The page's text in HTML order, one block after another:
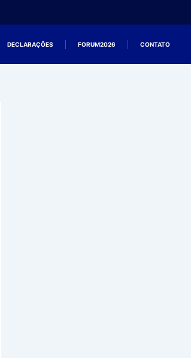
DECLARAÇÕES FORUM2026 CONTATO